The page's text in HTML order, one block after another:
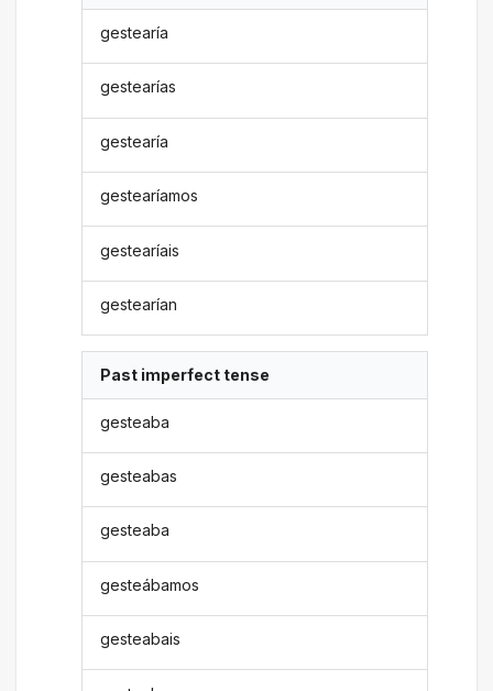
gestearía
gestearías
gestearía
gestearíamos
gestearíais
gestearían
Past imperfect tense
gesteaba
gesteabas
gesteaba
gesteábamos
gesteabais